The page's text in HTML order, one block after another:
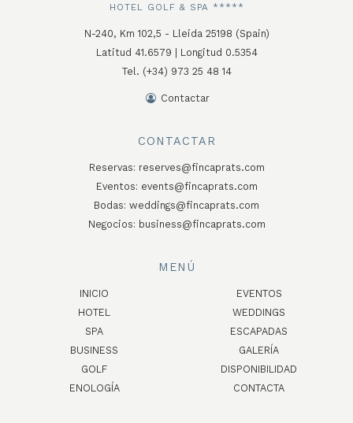
HOTEL GOLF & SPA *****
N-240, Km 102,5 - Lleida 25198 (Spain)
Latitud 41.6579 | Longitud 0.5354
Tel. (+34) 973 25 48 14
Contactar
CONTACTAR
Reservas: reserves@fincaprats.com
Eventos: events@fincaprats.com
Bodas: weddings@fincaprats.com
Negocios: business@fincaprats.com
MENÚ
INICIO
HOTEL
SPA
BUSINESS
GOLF
ENOLOGÍA
EVENTOS
WEDDINGS
ESCAPADAS
GALERÍA
DISPONIBILIDAD
CONTACTA